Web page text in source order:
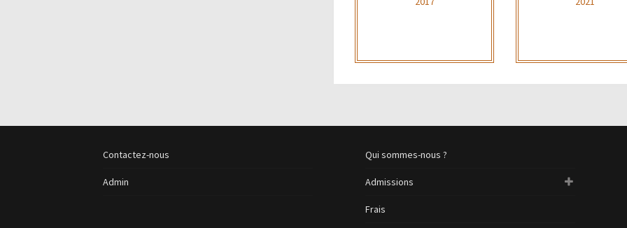
Contactez-nous
Admin
Qui sommes-nous ?
Admissions
Frais